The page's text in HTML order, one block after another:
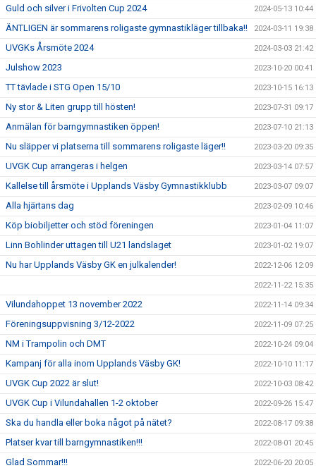
Guld och silver i Frivolten Cup 2024 2024-05-13 10:44
ÄNTLIGEN är sommarens roligaste gymnastikläger tillbaka!! 2024-03-11 19:38
UVGKs Årsmöte 2024 2024-03-03 21:42
Julshow 2023 2023-10-20 00:41
TT tävlade i STG Open 15/10 2023-10-15 16:13
Ny stor & Liten grupp till hösten! 2023-07-31 09:17
Anmälan för barngymnastiken öppen! 2023-07-10 21:13
Nu släpper vi platserna till sommarens roligaste läger!! 2023-03-20 09:35
UVGK Cup arrangeras i helgen 2023-03-14 07:57
Kallelse till årsmöte i Upplands Väsby Gymnastikklubb 2023-03-07 09:07
Alla hjärtans dag 2023-02-09 10:46
Köp biobiljetter och stöd föreningen 2023-01-04 11:07
Linn Bohlinder uttagen till U21 landslaget 2023-01-02 19:07
Nu har Upplands Väsby GK en julkalender! 2022-12-06 12:09
2022-11-22 15:35
Vilundahoppet 13 november 2022 2022-11-14 09:34
Föreningsuppvisning 3/12-2022 2022-11-09 07:25
NM i Trampolin och DMT 2022-10-24 09:04
Kampanj för alla inom Upplands Väsby GK! 2022-10-10 11:17
UVGK Cup 2022 är slut! 2022-10-03 08:42
UVGK Cup i Vilundahallen 1-2 oktober 2022-09-26 15:47
Ska du handla eller boka något på nätet? 2022-08-17 09:38
Platser kvar till barngymnastiken!!! 2022-08-01 20:45
Glad Sommar!!! 2022-06-20 20:05